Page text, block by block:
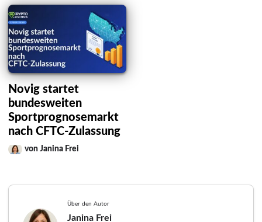
Novig startet
bundesweiten
Sportprognosemarkt
nach CFTC-Zulassung
von Janina Frei
Über den Autor
Janina Frei